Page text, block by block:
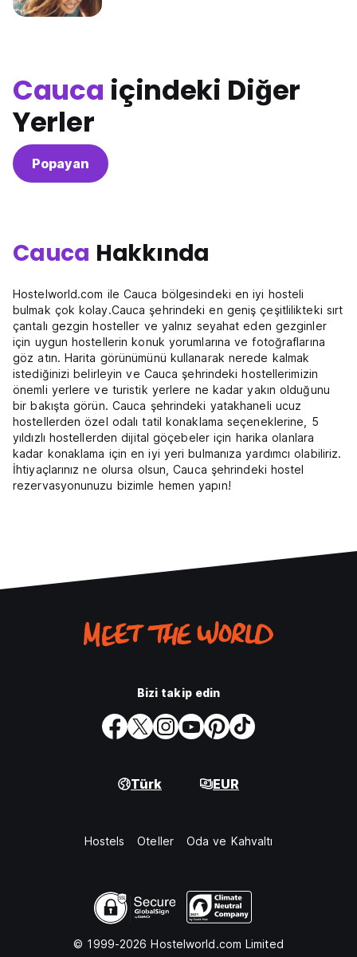
Cauca içindeki Diğer
Yerler
Popayan
Cauca Hakkında
Hostelworld.com ile Cauca bölgesindeki en iyi hosteli
bulmak çok kolay.Cauca şehrindeki en geniş çeşitlilikteki sırt
çantalı gezgin hosteller ve yalnız seyahat eden gezginler
için uygun hostellerin konuk yorumlarına ve fotoğraflarına
göz atın. Harita görünümünü kullanarak nerede kalmak
istediğinizi belirleyin ve Cauca şehrindeki hostellerimizin
önemli yerlere ve turistik yerlere ne kadar yakın olduğunu
bir bakışta görün. Cauca şehrindeki yatakhaneli ucuz
hostellerden özel odalı tatil konaklama seçeneklerine, 5
yıldızlı hostellerden dijital göçebeler için harika olanlara
kadar konaklama için en iyi yeri bulmanıza yardımcı olabiliriz.
İhtiyaçlarınız ne olursa olsun, Cauca şehrindeki hostel
rezervasyonunuzu bizimle hemen yapın!
Bizi takip edin
Türk EUR
Hostels Oteller Oda ve Kahvaltı
© 1999-2026 Hostelworld.com Limited